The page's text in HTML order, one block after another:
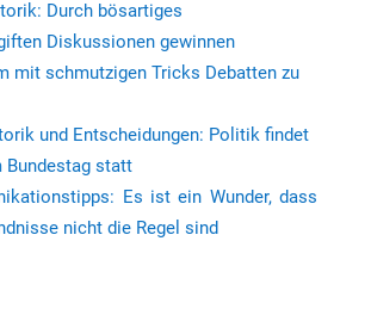
Durch bösartiges
Diskussionen gewinnen
mit schmutzigen Tricks Debatten zu
und Entscheidungen: Politik findet
Bundestag statt
Es ist ein Wunder, dass
nicht die Regel sind